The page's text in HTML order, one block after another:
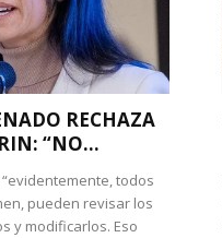
RECHAZA
“NO...
todos
pueden revisar los
y modificarlos. Eso